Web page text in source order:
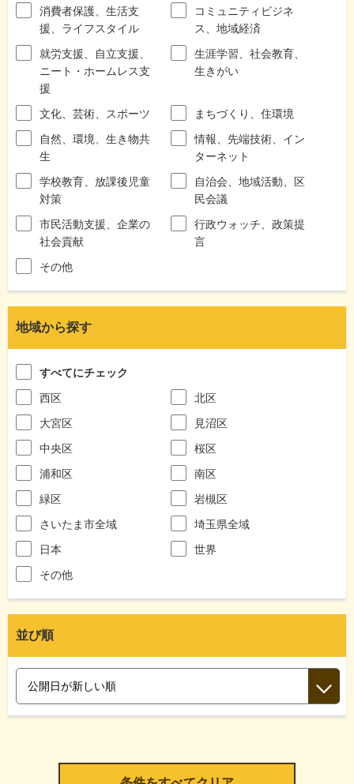
消費者保護、生活支
援、ライフスタイル
コミュニティビジネ
ス、地域経済
就労支援、自立支援、
ニート・ホームレス支
援
生涯学習、社会教育、
生きがい
文化、芸術、スポーツ
まちづくり、住環境
自然、環境、生き物共
生
情報、先端技術、イン
ターネット
学校教育、放課後児童
対策
自治会、地域活動、区
民会議
市民活動支援、企業の
社会貢献
行政ウォッチ、政策提
言
その他
地域から探す
すべてにチェック
西区
北区
大宮区
見沼区
中央区
桜区
浦和区
南区
緑区
岩槻区
さいたま市全域
埼玉県全域
日本
世界
その他
並び順